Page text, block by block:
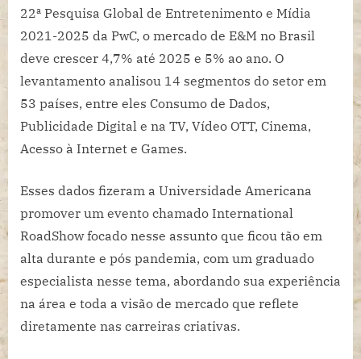
22ª Pesquisa Global de Entretenimento e Mídia
2021-2025 da PwC, o mercado de E&M no Brasil
deve crescer 4,7% até 2025 e 5% ao ano. O
levantamento analisou 14 segmentos do setor em
53 países, entre eles Consumo de Dados,
Publicidade Digital e na TV, Vídeo OTT, Cinema,
Acesso à Internet e Games.
Esses dados fizeram a Universidade Americana
promover um evento chamado International
RoadShow focado nesse assunto que ficou tão em
alta durante e pós pandemia, com um graduado
especialista nesse tema, abordando sua experiência
na área e toda a visão de mercado que reflete
diretamente nas carreiras criativas.